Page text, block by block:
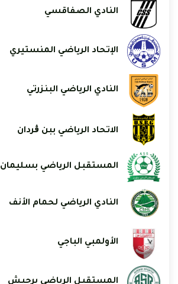
النادي الصفاقسي
الإتحاد الرياضي المنستيري
النادي الرياضي البنزرتي
الاتحاد الرياضي ببن ڨردان
المستقبل الرياضي بسليمان
النادي الرياضي لحمام الأنف
الأولمبي الباجي
المستقبل الرياضي برجيش